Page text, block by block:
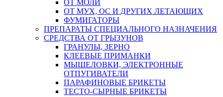
ОТ МОЛИ
ОТ МУХ, ОС И ДРУГИХ ЛЕТАЮЩИХ
ФУМИГАТОРЫ
ПРЕПАРАТЫ СПЕЦИАЛЬНОГО НАЗНАЧЕНИЯ
СРЕДСТВА ОТ ГРЫЗУНОВ
ГРАНУЛЫ, ЗЕРНО
КЛЕЕВЫЕ ПРИМАНКИ
МЫШЕЛОВКИ, ЭЛЕКТРОННЫЕ
ОТПУГИВАТЕЛИ
ПАРАФИНОВЫЕ БРИКЕТЫ
ТЕСТО-СЫРНЫЕ БРИКЕТЫ